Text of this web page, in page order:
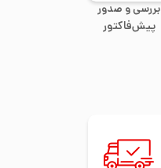
بررسی و صدور
پیش‌فاکتور